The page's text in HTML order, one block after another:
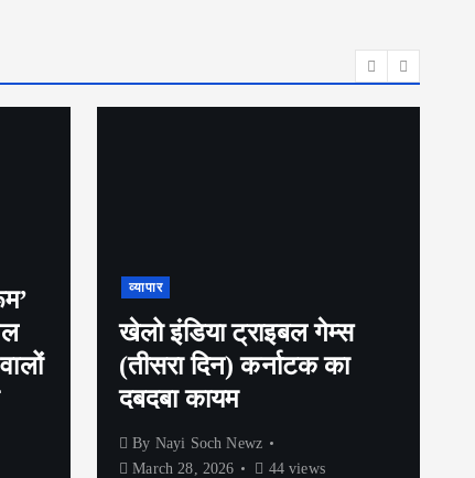
व्यापार
खेलो इंडिया ट्राइबल गेम्स
(तीसरा दिन) कर्नाटक का
दबदबा कायम
By Nayi Soch Newz
March 28, 2026
44 views